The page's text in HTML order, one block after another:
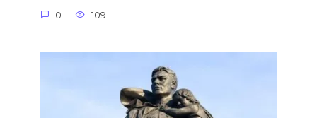
0 109